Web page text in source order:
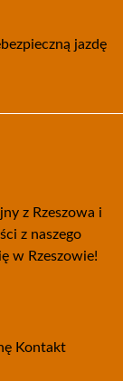
jazdę
z Rzeszowa i
z naszego
w Rzeszowie!
Kontakt